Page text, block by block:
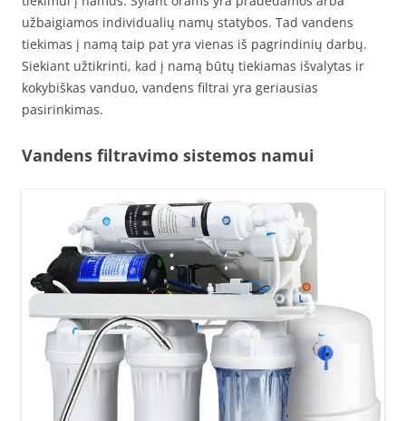
užbaigiamos individualių namų statybos. Tad vandens
tiekimas į namą taip pat yra vienas iš pagrindinių darbų.
Siekiant užtikrinti, kad į namą būtų tiekiamas išvalytas ir
kokybiškas vanduo, vandens filtrai yra geriausias
pasirinkimas.
Vandens filtravimo sistemos namui